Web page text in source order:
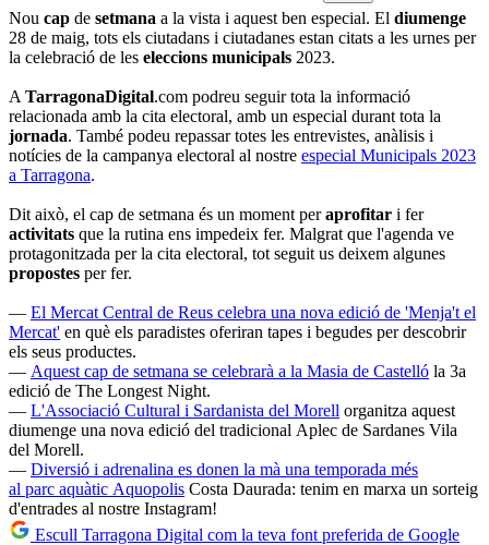
Nou cap de setmana a la vista i aquest ben especial. El diumenge
28 de maig, tots els ciutadans i ciutadanes estan citats a les urnes per
la celebració de les eleccions municipals 2023.
A TarragonaDigital.com podreu seguir tota la informació
relacionada amb la cita electoral, amb un especial durant tota la
jornada. També podeu repassar totes les entrevistes, anàlisis i
notícies de la campanya electoral al nostre especial Municipals 2023
a Tarragona.
Dit això, el cap de setmana és un moment peraprofitar i fer
activitats que la rutina ens impedeix fer. Malgrat que l'agenda ve
protagonitzada per la cita electoral, tot seguit us deixem algunes
propostes per fer.
— El Mercat Central de Reus celebra una nova edició de 'Menja't el
Mercat' en què els paradistes oferiran tapes i begudes per descobrir
els seus productes.
— Aquest cap de setmana se celebrarà a la Masia de Castelló la 3a
edició de The Longest Night.
— L'Associació Cultural i Sardanista del Morell organitza aquest
diumenge una nova edició del tradicional Aplec de Sardanes Vila
del Morell.
— Diversió i adrenalina es donen la mà una temporada més
al parc aquàtic Aquopolis Costa Daurada: tenim en marxa un sorteig
d'entrades al nostre Instagram!
Escull Tarragona Digital com la teva font preferida de Google